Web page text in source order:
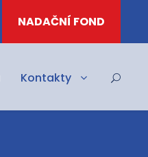
NADAČNÍ FOND
Kontakty